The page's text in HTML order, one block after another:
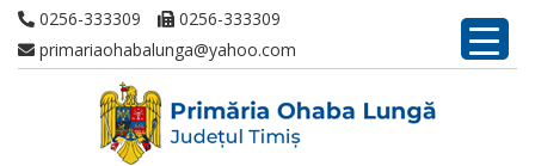
0256-333309
0256-333309
primariaohabalunga@yahoo.com